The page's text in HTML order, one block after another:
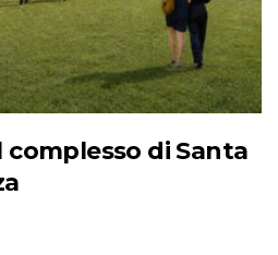
complesso di Santa